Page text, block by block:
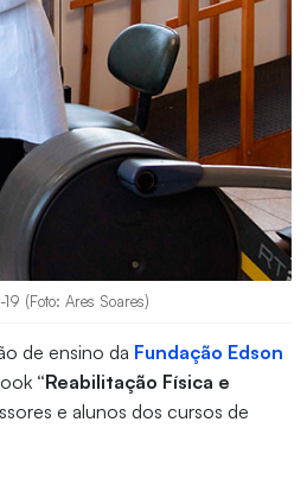
(Foto: Ares Soares)
de ensino da Fundação Edson
“Reabilitação Física e
e alunos dos cursos de